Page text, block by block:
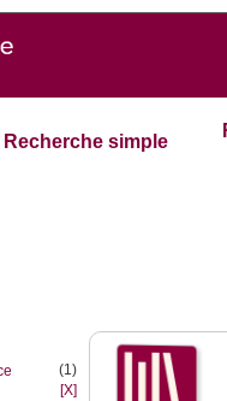
Recherche simple
(1)
[X]